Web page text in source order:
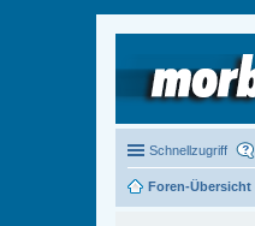
Schnellzugriff
Foren-Übersicht